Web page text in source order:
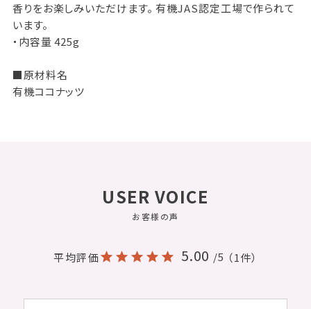
香りをお楽しみいただけます。 有機JAS認定工場で作られて
います。
・内容量 425g
■原材料名
有機ココナッツ
USER VOICE
お客様の声
平均評価 5.00 /5 （1件）